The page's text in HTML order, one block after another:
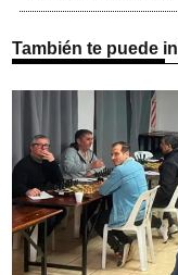
También te puede